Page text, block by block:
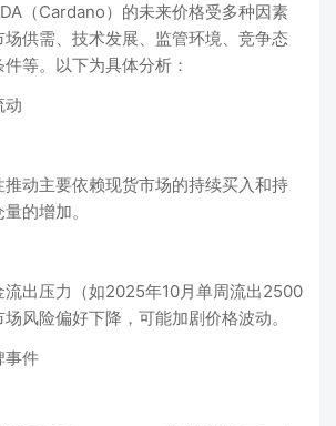
（Cardano）的未来价格受多种因素
供需、技术发展、监管环境、竞争态
等‌。以下为具体分析：
动
动主要依赖现货市场的持续买入和持
的增加‌。
流出压力（如2025年10月单周流出2500
风险偏好下降，可能加剧价格波动‌。
事件